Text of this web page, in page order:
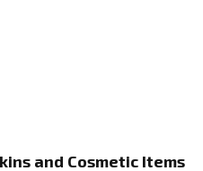
and Cosmetic Items